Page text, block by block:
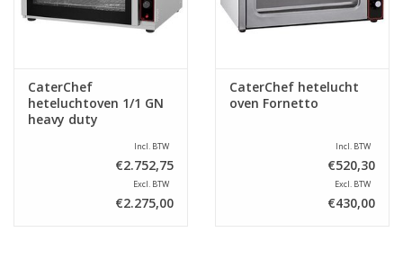
CaterChef
heteluchtoven 1/1 GN
heavy duty
Incl. BTW
€2.752,75
Excl. BTW
€2.275,00
CaterChef hetelucht
oven Fornetto
Incl. BTW
€520,30
Excl. BTW
€430,00